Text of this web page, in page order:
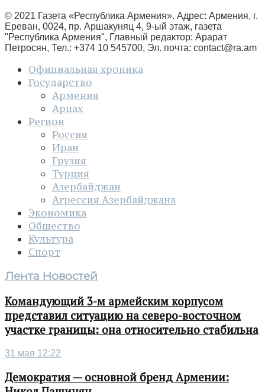
© 2021 Газета «Республика Армения». Адрес: Армения, г.
Ереван, 0024, пр. Аршакуняц 4, 9-ый этаж, газета
"Республика Армения", Главный редактор: Арарат
Петросян, Тел.: +374 10 545700, Эл. почта: contact@ra.am
Официальная хроника
Государство
Армения
Арцах
Регион
Россия
Иран
Грузия
Турция
Азербайджан
Агрессия Азербайджана
Экономика
Общество
Культура
Спорт
Лента Новостей
Командующий 3-м армейским корпусом
представил ситуацию на северо-восточном
участке границы: она относительно стабильна
31 мая 12:22
Демократия — основной бренд Армении: